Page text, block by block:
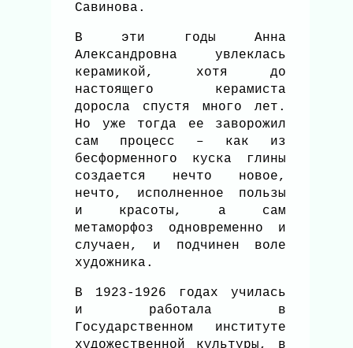
Савинова.
В эти годы Анна
Александровна увлеклась
керамикой, хотя до
настоящего керамиста
доросла спустя много лет.
Но уже тогда ее заворожил
сам процесс – как из
бесформенного куска глины
создается нечто новое,
нечто, исполненное пользы
и красоты, а сам
метаморфоз одновременно и
случаен, и подчинен воле
художника.
В 1923-1926 годах училась
и работала в
Государственном институте